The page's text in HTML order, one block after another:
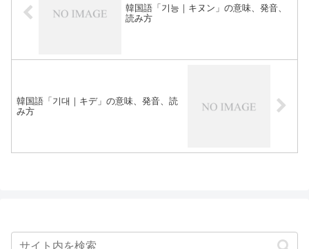
韓国語「기능｜キヌン」の意味、発音、
読み方
韓国語「기대｜キデ」の意味、発音、読
み方